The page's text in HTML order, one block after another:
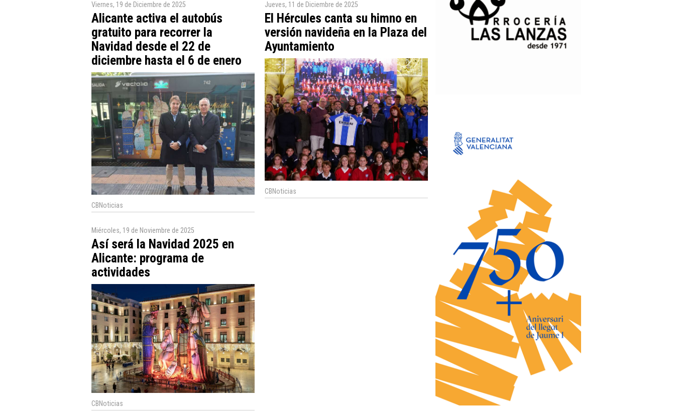
Viernes, 19 de Diciembre de 2025
Alicante activa el autobús
gratuito para recorrer la
Navidad desde el 22 de
diciembre hasta el 6 de enero
CBNoticias
Miércoles, 19 de Noviembre de 2025
Así será la Navidad 2025 en
Alicante: programa de
actividades
CBNoticias
Jueves, 11 de Diciembre de 2025
El Hércules canta su himno en
versión navideña en la Plaza del
Ayuntamiento
CBNoticias